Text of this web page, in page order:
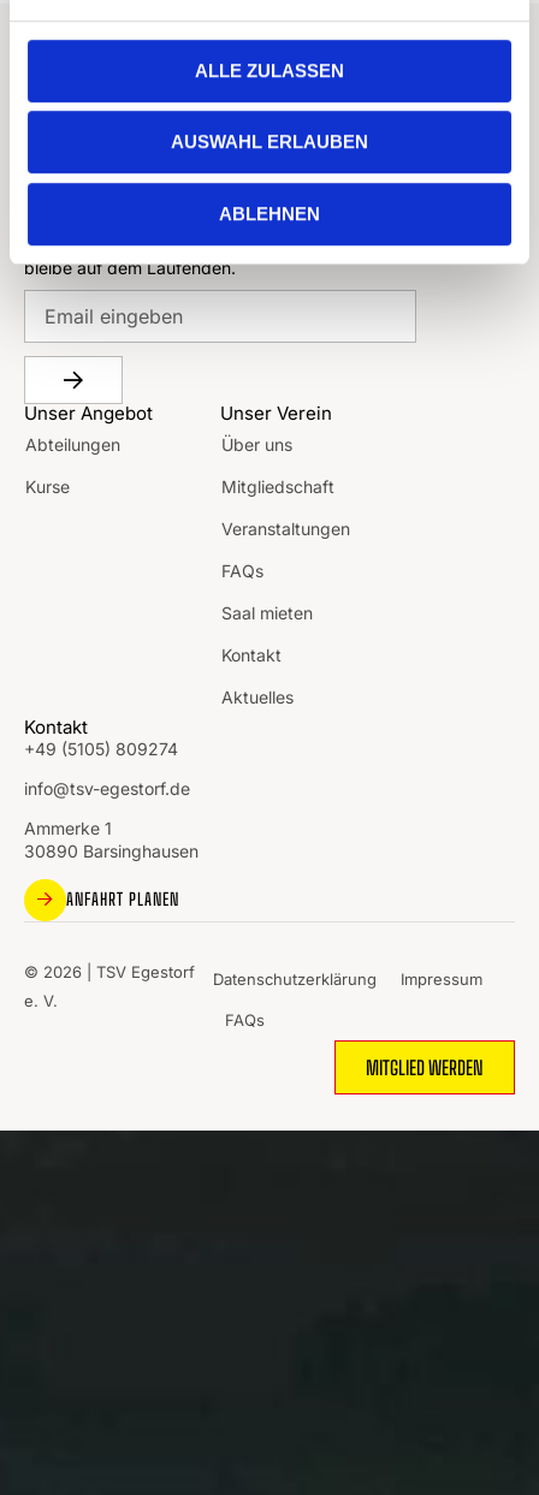
ALLE ZULASSEN
AUSWAHL ERLAUBEN
ABLEHNEN
WIR HALTEN DICH IN BEWEGUNG
Melden Dich jetzt zu unserem Newsletter an und
bleibe auf dem Laufenden.
Unser Angebot
Abteilungen
Kurse
Unser Verein
Über uns
Mitgliedschaft
Veranstaltungen
FAQs
Saal mieten
Kontakt
Aktuelles
Kontakt
+49 (5105) 809274
info@tsv-egestorf.de
Ammerke 1
30890 Barsinghausen
ANFAHRT PLANEN
© 2026 | TSV Egestorf
e. V.
Datenschutzerklärung Impressum
FAQs
MITGLIED WERDEN